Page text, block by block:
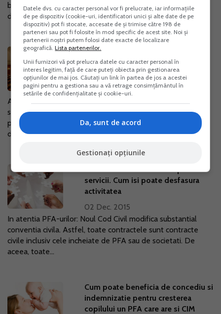
baza declaratiei pe propria raspundere. In cazul in care
desfasurati...
Intrebari si raspunsuri privind
anularea penalitatilor de intarziere
pentru persoane fizice si firme
04 Dec. 2015
Agentia Nationala de Administrare Fiscala a organizat o
sesiune de consultanta online, pe tema "Anularea
penalitatilor de intarziere, precum si a unei cote de 54,2%
din dobanzi, aferente obligatiilor...
PFA cu CIM si contract de prestari
servicii. Cum isi poate desfasura
activitatea
02 Dec. 2015
In atentia PFA-urilor: Noul Cod Civil modifica substantial
conventia civila. Astfel, toate contractele sunt contracte
civile inclusiv cele incheiate de PFA sau de societati. De
aceea, toate...
Cum poate beneficia de concediu si
indemnizatie pentru cresterea
copilului un PFA care are si CIM
Datele dvs. cu caracter personal vor fi prelucrate, iar informațiile
de pe dispozitiv (cookie-uri, identificatori unici și alte date de pe
dispozitiv) pot fi stocate, accesate de și trimise către 198 de
parteneri sau pot fi folosite în mod specific de acest site. Noi și
partenerii noștri putem folosi date exacte de localizare
geografică.Lista partenerilor.
Unii furnizori vă pot prelucra datele cu caracter personal în
interes legitim, față de care puteți obiecta prin gestionarea
opțiunilor de mai jos. Căutați un link în partea de jos a acestei
pagini pentru a gestiona sau a vă retrage consimțământul în
setările de confidențialitate și cookie-uri.
Da, sunt de acord
Gestionați opțiunile